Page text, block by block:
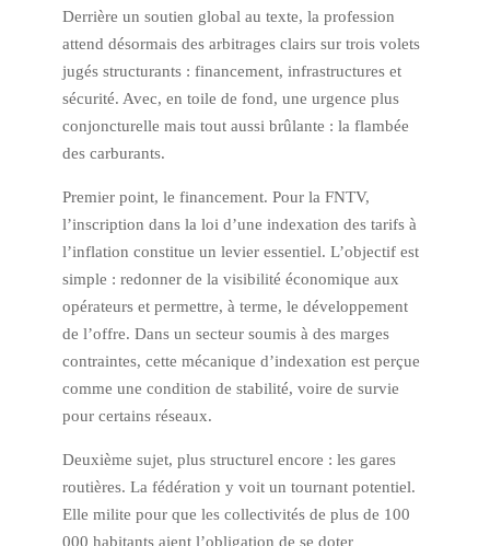
Derrière un soutien global au texte, la profession
attend désormais des arbitrages clairs sur trois volets
jugés structurants : financement, infrastructures et
sécurité. Avec, en toile de fond, une urgence plus
conjoncturelle mais tout aussi brûlante : la flambée
des carburants.
Premier point, le financement. Pour la FNTV,
l’inscription dans la loi d’une indexation des tarifs à
l’inflation constitue un levier essentiel. L’objectif est
simple : redonner de la visibilité économique aux
opérateurs et permettre, à terme, le développement
de l’offre. Dans un secteur soumis à des marges
contraintes, cette mécanique d’indexation est perçue
comme une condition de stabilité, voire de survie
pour certains réseaux.
Deuxième sujet, plus structurel encore : les gares
routières. La fédération y voit un tournant potentiel.
Elle milite pour que les collectivités de plus de 100
000 habitants aient l’obligation de se doter